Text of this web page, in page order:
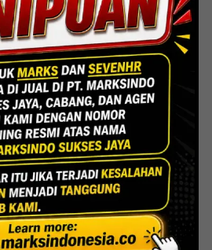
Jatimurni, Bekasi